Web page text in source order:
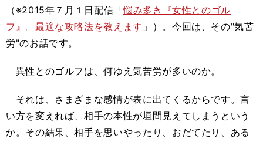
（※2015年７月１日配信「悩み多き『女性とのゴル
フ』。最適な攻略法を教えます 」）。今回は、その"気苦
労"のお話です。
異性とのゴルフは、何ゆえ気苦労が多いのか。
それは、さまざまな感情が表に出てくるからです。言
い方を変えれば、相手の本性が垣間見えてしまうという
か。その結果、相手を思いやったり、おだてたり、ある